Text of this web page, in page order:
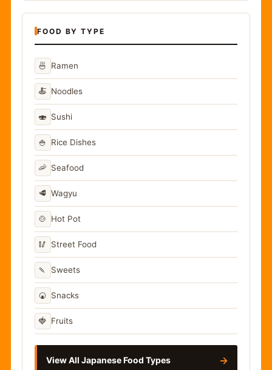
FOOD BY TYPE
🍜 Ramen
🍝 Noodles
🍣 Sushi
🍚 Rice Dishes
🦐 Seafood
🥩 Wagyu
🍲 Hot Pot
🥢 Street Food
🍡 Sweets
🍘 Snacks
🍓 Fruits
View All Japanese Food Types →